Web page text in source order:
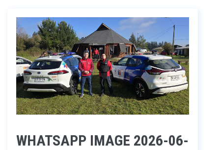
WHATSAPP IMAGE 2026-06-